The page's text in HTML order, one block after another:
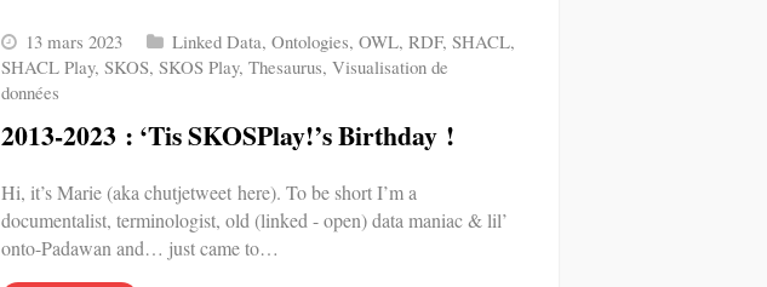
13 mars 2023 Linked Data, Ontologies, OWL, RDF, SHACL,
SHACL Play, SKOS, SKOS Play, Thesaurus, Visualisation de
données
2013-2023 : ‘Tis SKOSPlay!’s Birthday !
Hi, it’s Marie (aka chutjetweet here). To be short I’m a
documentalist, terminologist, old (linked - open) data maniac & lil’
onto-Padawan and… just came to…